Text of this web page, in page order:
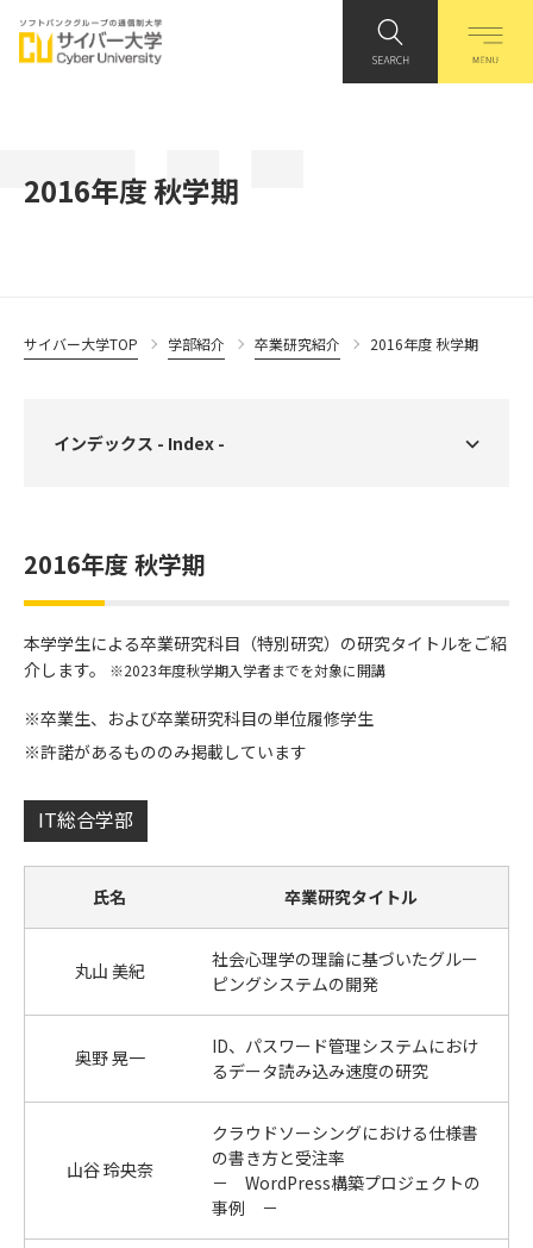
2016年度 秋学期
サイバー大学TOP 学部紹介 卒業研究紹介 2016年度 秋学期
インデックス - Index -
2016年度 秋学期
本学学生による卒業研究科目（特別研究）の研究タイトルをご紹
介します。
※2023年度秋学期入学者までを対象に開講
卒業生、および卒業研究科目の単位履修学生
許諾があるもののみ掲載しています
IT総合学部
氏名 卒業研究タイトル
丸山 美紀
社会心理学の理論に基づいたグルー
ピングシステムの開発
奥野 晃一
ID、パスワード管理システムにおけ
るデータ読み込み速度の研究
山谷 玲央奈
クラウドソーシングにおける仕様書
の書き方と受注率
－ WordPress構築プロジェクトの
事例 －